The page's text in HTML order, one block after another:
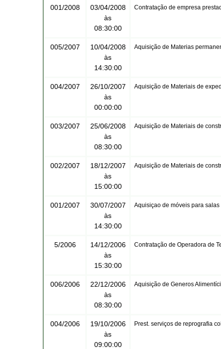
001/2008
03/04/2008
às
08:30:00
Contratação de empresa
005/2007
10/04/2008
às
14:30:00
Aquisição de Materias
004/2007
26/10/2007
às
00:00:00
Aquisição de Materiais de
003/2007
25/06/2008
às
08:30:00
Aquisição de Materiais de
002/2007
18/12/2007
às
15:00:00
Aquisição de Materiais de
001/2007
30/07/2007
às
14:30:00
Aquisiçao de móveis para salas
5/2006
14/12/2006
às
15:30:00
Contratação de Operadora de
006/2006
22/12/2006
às
08:30:00
Aquisição de Generos
004/2006
19/10/2006
às
09:00:00
Prest. serviços de reprografia